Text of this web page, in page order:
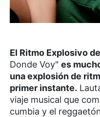
El Ritmo Explosivo
Donde Voy" es
una explosión de
primer instante.
viaje musical que
cumbia y el